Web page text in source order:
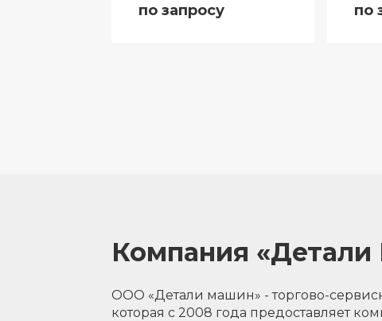
по запросу по
Компания
ООО «Детали машин» - торгово-
которая с 2008 года предоставляет